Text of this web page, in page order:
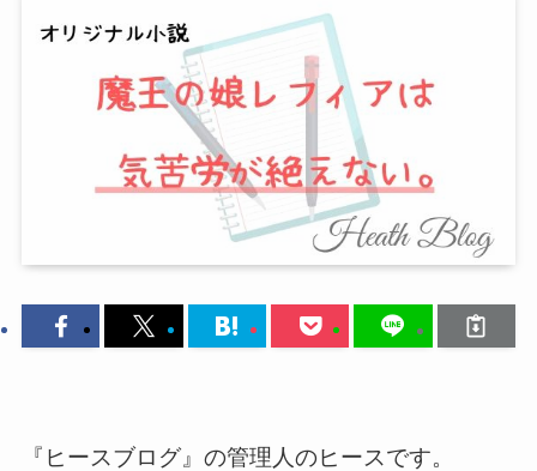
『ヒースブログ』の管理人のヒースです。